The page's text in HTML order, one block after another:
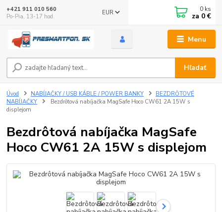
Menu
EUR
Hľadať
+421 911 010 560
Po-Pia, 13-17 hod.
0 ks
za 0 €
Úvod NABÍJAČKY / USB KÁBLE / POWER BANKY
BEZDRȎTOVÉ
NABÍJAČKY
Bezdrôtová nabíjačka MagSafe Hoco CW61 2A 15W s
displejom
Bezdrôtová nabíjačka MagSafe
Hoco CW61 2A 15W s displejom